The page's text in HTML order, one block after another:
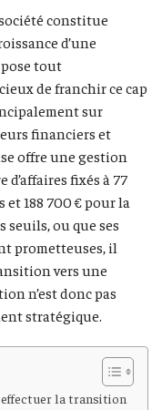
constitue
d’une
tout
de franchir ce cap
sur
financiers et
offre une gestion
fixés à 77
et 188 700 € pour la
seuils, ou que ses
prometteuses, il
vers une
n’est donc pas
stratégique.
la transition